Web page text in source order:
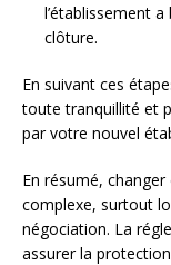
l’établissement
clôture.
En suivant ces
toute tranquillité et
par votre nouvel
En résumé,
complexe, surtout
négociation. La
assurer la